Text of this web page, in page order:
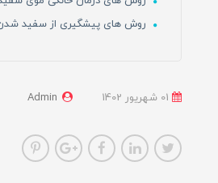
روش های پیشگیری از سفید
Admin